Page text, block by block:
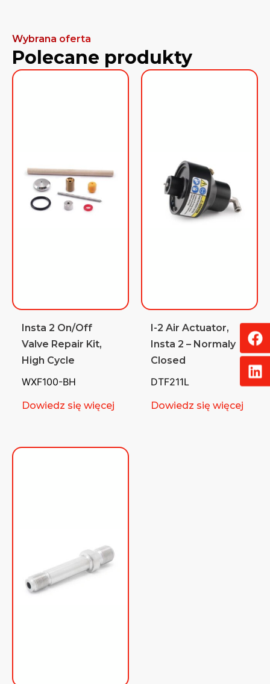
Wybrana oferta
Polecane produkty
Insta 2 On/Off
Valve Repair Kit,
High Cycle
WXF100-BH
Dowiedz się więcej
I-2 Air Actuator,
Insta 2 – Normaly
Closed
DTF211L
Dowiedz się więcej